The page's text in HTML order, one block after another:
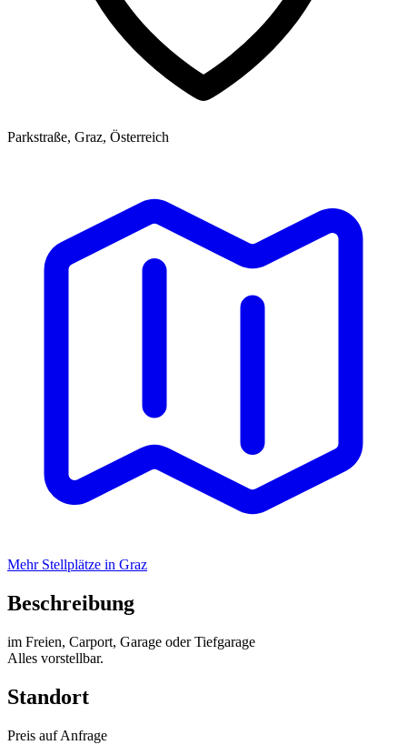
Parkstraße, Graz, Österreich
Mehr Stellplätze in Graz
Beschreibung
im Freien, Carport, Garage oder Tiefgarage
Alles vorstellbar.
Standort
Preis auf Anfrage